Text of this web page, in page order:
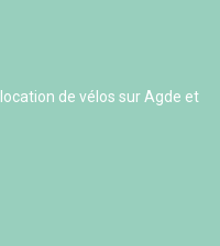
de vélos sur Agde et